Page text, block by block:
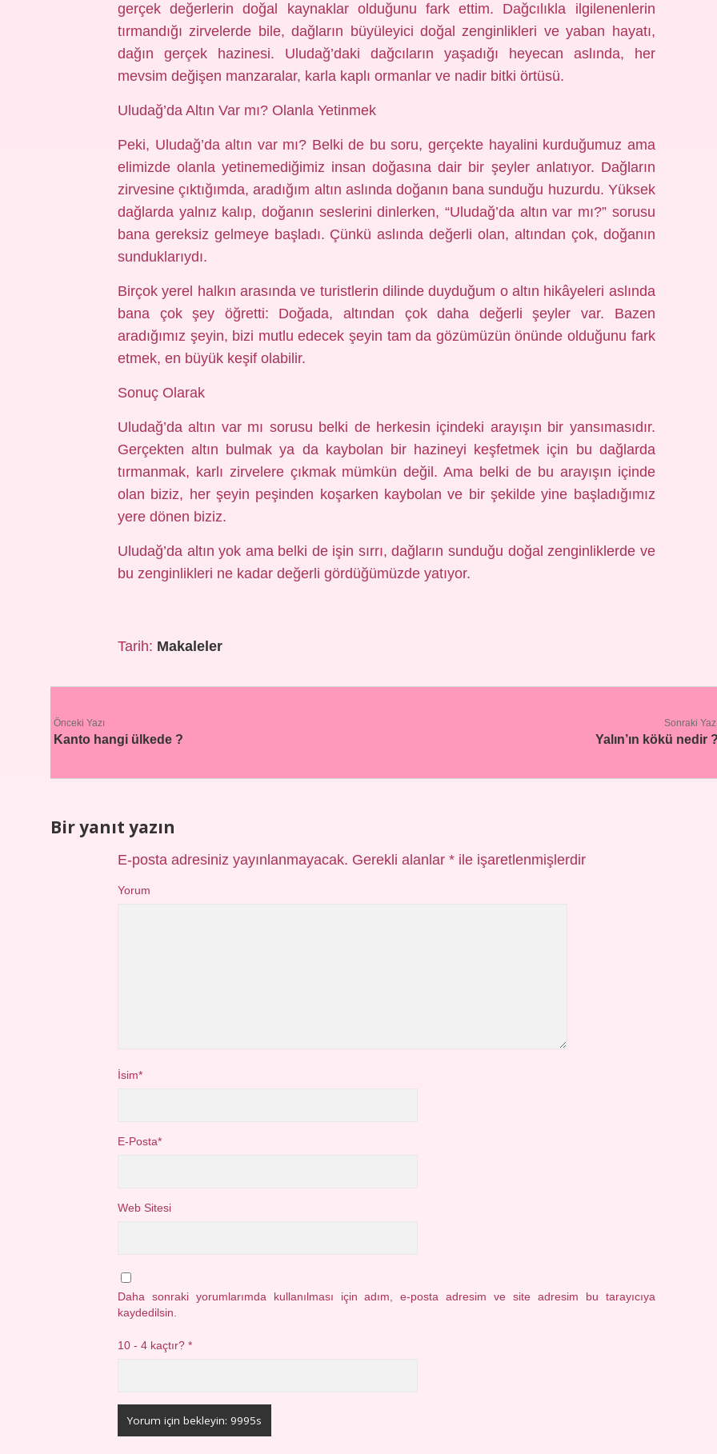
gerçek değerlerin doğal kaynaklar olduğunu fark ettim. Dağcılıkla ilgilenenlerin
tırmandığı zirvelerde bile, dağların büyüleyici doğal zenginlikleri ve yaban hayatı,
dağın gerçek hazinesi. Uludağ’daki dağcıların yaşadığı heyecan aslında, her
mevsim değişen manzaralar, karla kaplı ormanlar ve nadir bitki örtüsü.
Uludağ’da Altın Var mı? Olanla Yetinmek
Peki, Uludağ’da altın var mı? Belki de bu soru, gerçekte hayalini kurduğumuz ama
elimizde olanla yetinemediğimiz insan doğasına dair bir şeyler anlatıyor. Dağların
zirvesine çıktığımda, aradığım altın aslında doğanın bana sunduğu huzurdu. Yüksek
dağlarda yalnız kalıp, doğanın seslerini dinlerken, “Uludağ’da altın var mı?” sorusu
bana gereksiz gelmeye başladı. Çünkü aslında değerli olan, altından çok, doğanın
sunduklarıydı.
Birçok yerel halkın arasında ve turistlerin dilinde duyduğum o altın hikâyeleri aslında
bana çok şey öğretti: Doğada, altından çok daha değerli şeyler var. Bazen
aradığımız şeyin, bizi mutlu edecek şeyin tam da gözümüzün önünde olduğunu fark
etmek, en büyük keşif olabilir.
Sonuç Olarak
Uludağ’da altın var mı sorusu belki de herkesin içindeki arayışın bir yansımasıdır.
Gerçekten altın bulmak ya da kaybolan bir hazineyi keşfetmek için bu dağlarda
tırmanmak, karlı zirvelere çıkmak mümkün değil. Ama belki de bu arayışın içinde
olan biziz, her şeyin peşinden koşarken kaybolan ve bir şekilde yine başladığımız
yere dönen biziz.
Uludağ’da altın yok ama belki de işin sırrı, dağların sunduğu doğal zenginliklerde ve
bu zenginlikleri ne kadar değerli gördüğümüzde yatıyor.
Tarih: Makaleler
Önceki Yazı
Kanto hangi ülkede ?
Sonraki
Yalın’ın kökü nedir
Bir yanıt yazın
E-posta adresiniz yayınlanmayacak. Gerekli alanlar *ile işaretlenmişlerdir
Yorum
İsim*
E-Posta*
Web Sitesi
Daha sonraki yorumlarımda kullanılması için adım, e-posta adresim ve site adresim bu tarayıcıya
kaydedilsin.
10 - 4 kaçtır? *